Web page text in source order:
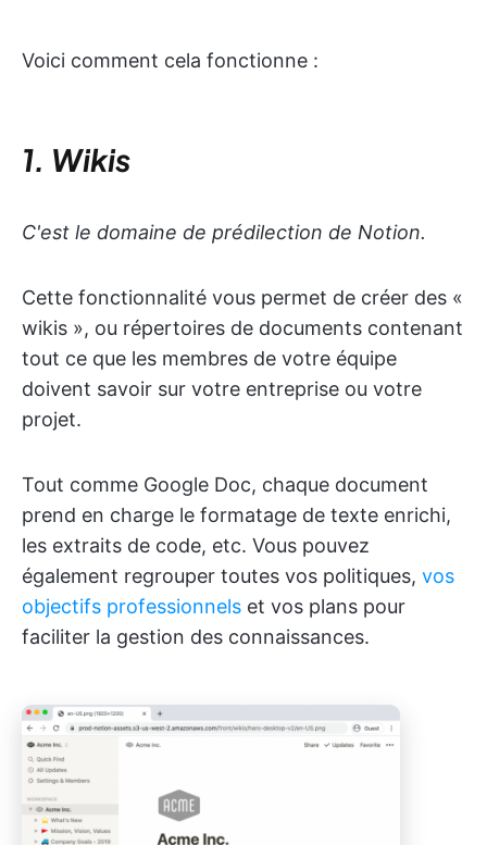
Voici comment cela fonctionne :
1. Wikis
C'est le domaine de prédilection de Notion.
Cette fonctionnalité vous permet de créer des «
wikis », ou répertoires de documents contenant
tout ce que les membres de votre équipe
doivent savoir sur votre entreprise ou votre
projet.
Tout comme Google Doc, chaque document
prend en charge le formatage de texte enrichi,
les extraits de code, etc. Vous pouvez
également regrouper toutes vos politiques, vos
objectifs professionnels et vos plans pour
faciliter la gestion des connaissances.